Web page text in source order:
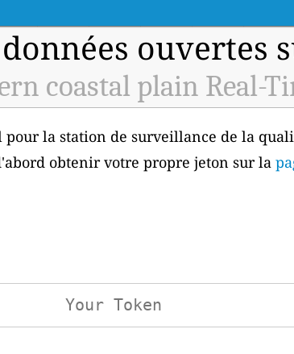
ouvertes
coastal plain Real-
la station de surveillance de la
obtenir votre propre jeton sur la